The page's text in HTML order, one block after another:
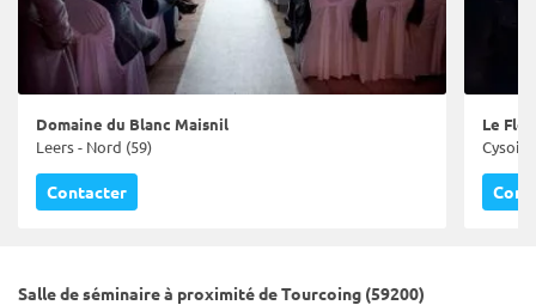
Domaine du Blanc Maisnil
Leers - Nord (59)
Contacter
Le Flex
Salle de séminaire à proximité de Tourcoing (59200)